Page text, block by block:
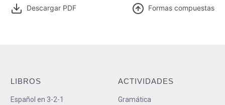
Descargar PDF Formas compuestas
LIBROS
Español en 3-2-1
ACTIVIDADES
Gramática